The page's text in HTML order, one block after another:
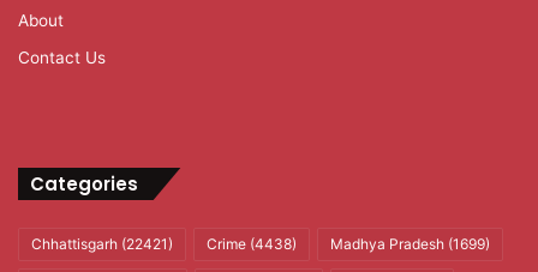
About
Contact Us
Categories
Chhattisgarh (22421) Crime (4438) Madhya Pradesh (1699)